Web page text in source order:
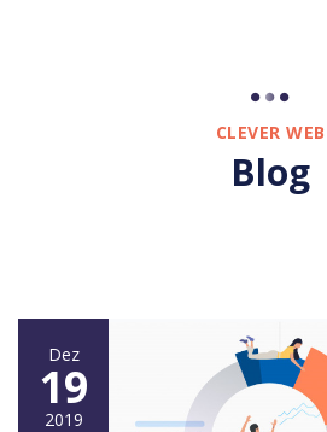
CLEVER WEB
Blog
Dez
19
2019